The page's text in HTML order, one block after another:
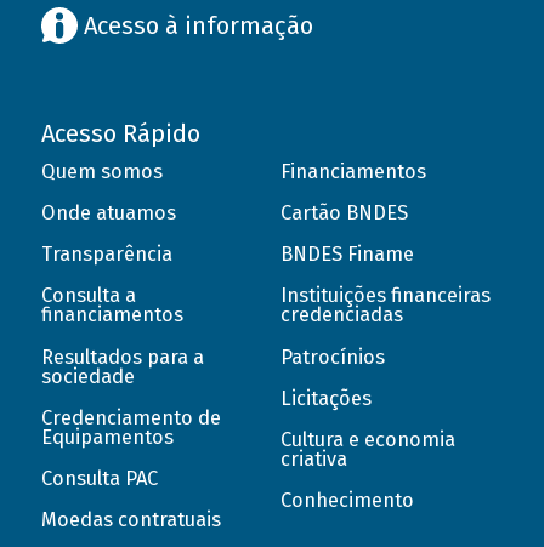
Acesso à informação
Acesso Rápido
Quem somos
Onde atuamos
Transparência
Consulta a
financiamentos
Resultados para a
sociedade
Credenciamento de
Equipamentos
Consulta PAC
Moedas contratuais
Financiamentos
Cartão BNDES
BNDES Finame
Instituições financeiras
credenciadas
Patrocínios
Licitações
Cultura e economia
criativa
Conhecimento